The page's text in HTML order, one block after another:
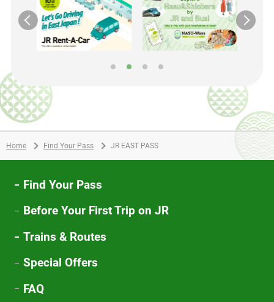
ン
ド
ウ
で
開
き
す
ン
ウ
で
き
Home Find Your Pass JR EAST PASS
Find Your Pass
Before Your First Trip on JR
Trains & Routes
Special Offers
FAQ